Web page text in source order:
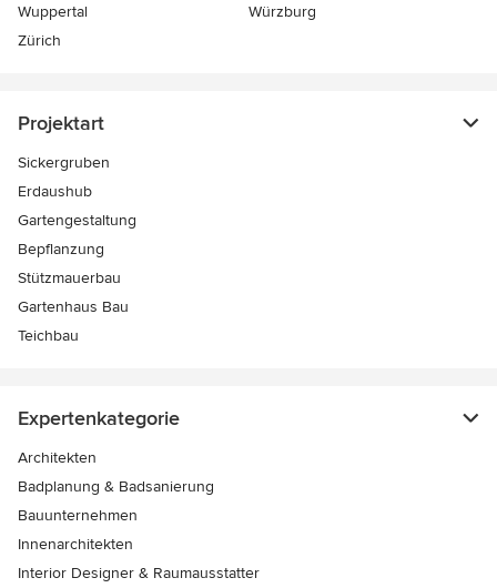
Wuppertal
Würzburg
Zürich
Projektart
Sickergruben
Erdaushub
Gartengestaltung
Bepflanzung
Stützmauerbau
Gartenhaus Bau
Teichbau
Expertenkategorie
Architekten
Badplanung & Badsanierung
Bauunternehmen
Innenarchitekten
Interior Designer & Raumausstatter